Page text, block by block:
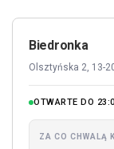
Biedronka
Olsztyńska 2, 13-
OTWARTE DO
ZA CO CHWALĄ